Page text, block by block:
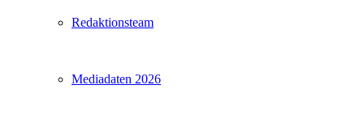
Redaktionsteam
Mediadaten 2026